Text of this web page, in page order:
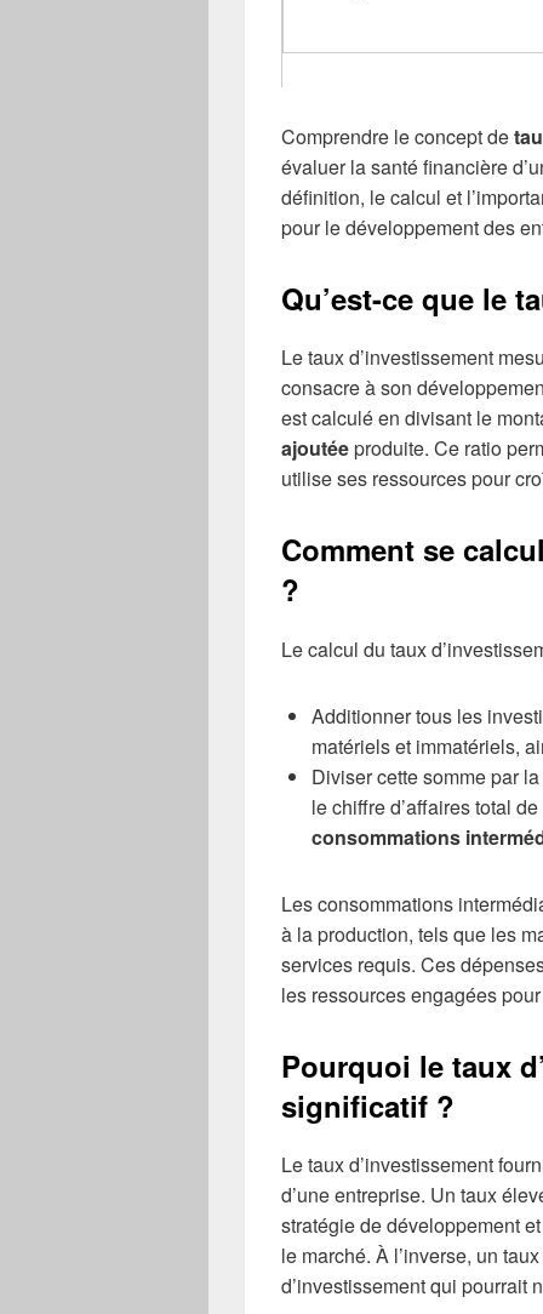
Comprendre le concept de
évaluer la santé financière
définition, le calcul et
pour le développement des
Qu’est-ce que le
Le taux d’investissement
consacre à son
est calculé en divisant le
ajoutéeproduite. Ce ratio
utilise ses ressources pour
Comment se
?
Le calcul du taux
Additionner tous les
matériels et immatériels,
Diviser cette somme par
le chiffre d’affaires total
consommations
Les consommations
à la production, tels que les
services requis. Ces
les ressources engagées
Pourquoi le taux
significatif ?
Le taux d’investissement
d’une entreprise. Un taux
stratégie de développement
le marché. À l’inverse, un
d’investissement qui pourrait